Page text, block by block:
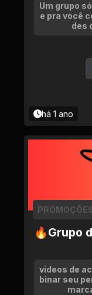
Um grupo
e pra você
des
há 1 ano
🔥Grupo
videos de
binar seu